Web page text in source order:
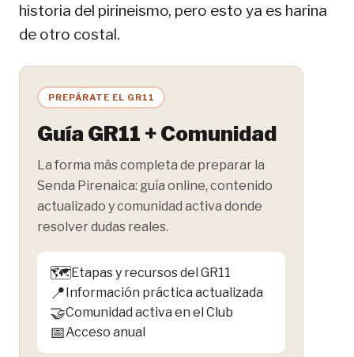
historia del pirineismo, pero esto ya es harina
de otro costal.
PREPÁRATE EL GR11
Guía GR11 + Comunidad
La forma más completa de preparar la
Senda Pirenaica: guía online, contenido
actualizado y comunidad activa donde
resolver dudas reales.
🗺️Etapas y recursos del GR11
📍Información práctica actualizada
🤝Comunidad activa en el Club
📅Acceso anual